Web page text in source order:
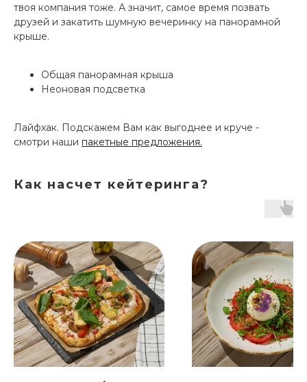
твоя компания тоже. А значит, самое время позвать
друзей и закатить шумную вечеринку на панорамной
крыше.
Общая панорамная крыша
Неоновая подсветка
Лайфхак. Подскажем Вам как выгоднее и круче -
смотри наши пакетные предложения.
Как насчет кейтеринга?